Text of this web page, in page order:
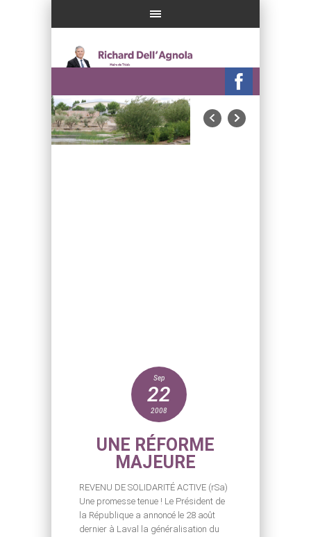
Sep
22
2008
UNE RÉFORME
MAJEURE
REVENU DE SOLIDARITÉ ACTIVE (rSa)
Une promesse tenue ! Le Président de
la République a annoncé le 28 août
dernier à Laval la généralisation du